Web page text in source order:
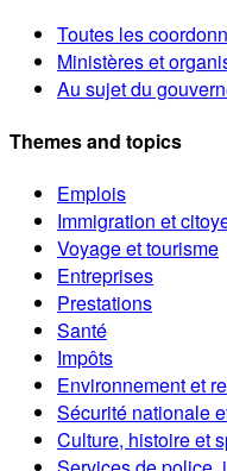
Toutes les
Ministères et
Au sujet du
Themes and topics
Emplois
Immigration et
Voyage et tourisme
Entreprises
Prestations
Santé
Impôts
Environnement et
Sécurité nationale
Culture, histoire et